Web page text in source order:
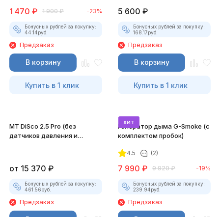
1 470 ₽ 1 900 ₽ -23%
Бонусных рублей за покупку:
44.14руб.
Предзаказ
В корзину
Купить в 1 клик
5 600 ₽
Бонусных рублей за покупку:
168.17руб.
Предзаказ
В корзину
Купить в 1 клик
MT DiSco 2.5 Pro (без
датчиков давления и
от 15 370 ₽
Бонусных рублей за покупку:
461.56руб.
Предзаказ
хит
Генератор дыма G-Smoke (c
комплектом пробок)
4.5 (2)
7 990 ₽ 9 920 ₽ -19%
Бонусных рублей за покупку:
239.94руб.
Предзаказ